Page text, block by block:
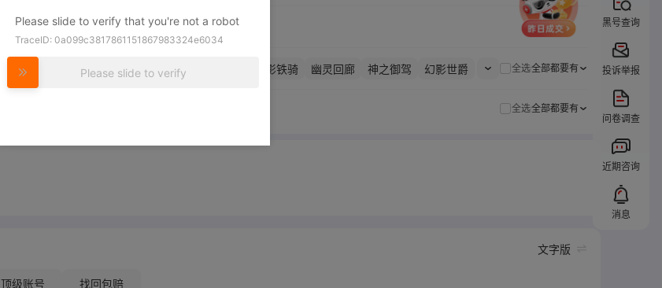
比吉熊侦探 初号机 改2号机y 尼德霍格之怒 猎影铁骑 幽灵回廊 神之御驾
幻影世爵
无冕神王
全选全部都要有
全选全部都要有
文字版
顶级账号 找回包赔
黑号查询
投诉举报
问卷调查
近期咨询
消息
Please slide to verify that you're not a robot
TraceID: 0a099c3817861151867983324e6034
Please slide to verify